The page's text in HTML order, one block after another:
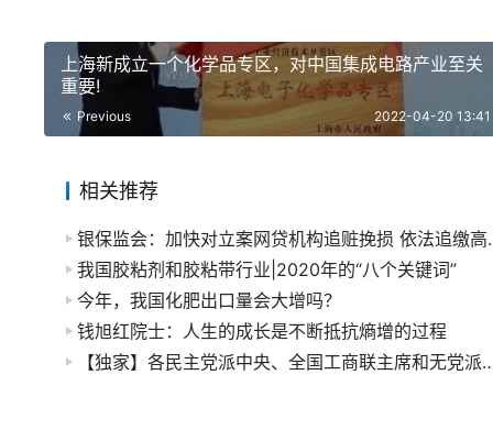
上海新成立一个化学品专区，对中国集成电路产业至关
重要!
Previous 2022-04-20 13:41
相关推荐
银保监会：加
我国胶粘剂和胶粘带行业|2020年的“八个关键词”
今年，我国化肥出口量会大增吗？
钱旭红院士：人生的成长是不断抵抗熵增的过程
【独家】各民主党派中央、全国工商联